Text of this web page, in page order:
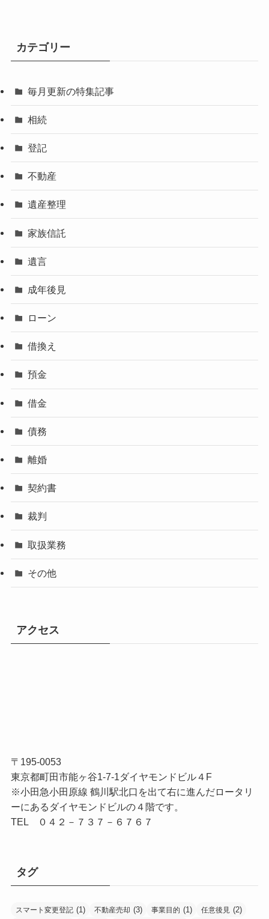
カテゴリー
毎月更新の特集記事
相続
登記
不動産
遺産整理
家族信託
遺言
成年後見
ローン
借換え
預金
借金
債務
離婚
契約書
裁判
取扱業務
その他
アクセス
〒195-0053
東京都町田市能ヶ谷1-7-1ダイヤモンドビル４F
※小田急小田原線 鶴川駅北口を出て右に進んだロータリ
ーにあるダイヤモンドビルの４階です。
TEL ０４２－７３７－６７６７
タグ
スマート変更登記 (1) 不動産売却 (3) 事業目的 (1) 任意後見 (2)